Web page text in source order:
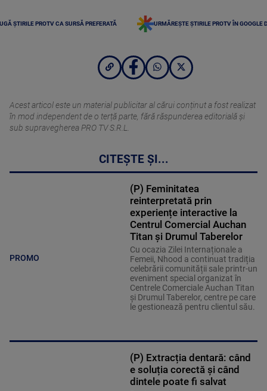
ȘTIRILE PROTV CA SURSĂ PREFERATĂ URMĂREȘTE ȘTIRILE PROTV ÎN GOOGLE
Acest articol este un material publicitar al cărui conținut a fost realizat
în mod independent de o terță parte, fără răspunderea editorială şi
sub supravegherea PRO TV S.R.L.
CITEȘTE ȘI...
PROMO
(P) Feminitatea
reinterpretată prin
experiențe interactive la
Centrul Comercial Auchan
Titan și Drumul Taberelor
Cu ocazia Zilei Internaționale a
Femeii, Nhood a continuat tradiția
celebrării comunității sale printr-un
eveniment special organizat în
Centrele Comerciale Auchan Titan
și Drumul Taberelor, centre pe care
le gestionează pentru clientul său.
(P) Extracția dentară: când
e soluția corectă și când
dintele poate fi salvat